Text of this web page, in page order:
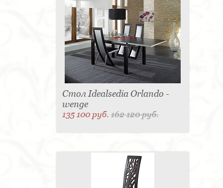
Стол Idealsedia Orlando -
wenge
135 100 руб.162 120 руб.